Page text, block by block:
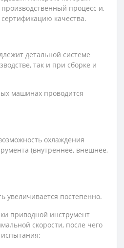
производственный процесс и,
качества.
детальной системе
так и при сборке и
машинах проводится
охлаждения
(внутреннее, внешнее,
увеличивается постепенно.
приводной инструмент
скорости, после чего